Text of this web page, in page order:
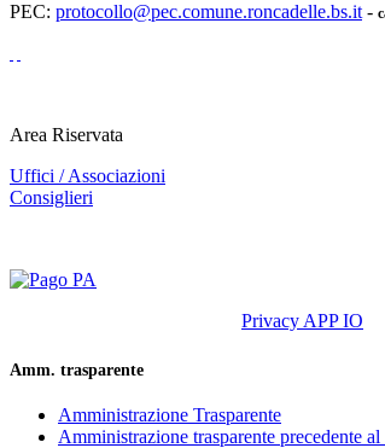
PEC: protocollo@pec.comune.roncadelle.bs.it -
Area Riservata
Uffici / Associazioni
Consiglieri
Privacy APP IO
Amm. trasparente
Amministrazione Trasparente
Amministrazione trasparente precedente